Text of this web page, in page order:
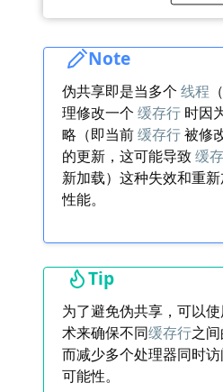
Note
伪共享即是当多个 线程
理修改一个 缓存行 时因
略（即当前缓存行被修
的更新，这可能导致缓
新加载）这种失效和重
性能。
Tip
为了避免伪共享，可以
术来确保不同缓存行之
而减少多个处理器同时
可能性。